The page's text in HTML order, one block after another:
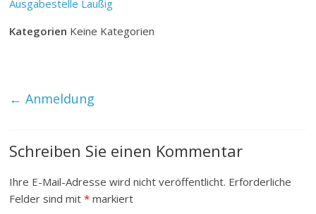
Ausgabestelle Laußig
Kategorien Keine Kategorien
← Anmeldung
Schreiben Sie einen Kommentar
Ihre E-Mail-Adresse wird nicht veröffentlicht. Erforderliche
Felder sind mit* markiert